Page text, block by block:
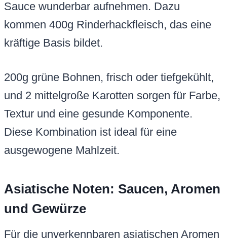
Sauce wunderbar aufnehmen. Dazu
kommen 400g Rinderhackfleisch, das eine
kräftige Basis bildet.
200g grüne Bohnen, frisch oder tiefgekühlt,
und 2 mittelgroße Karotten sorgen für Farbe,
Textur und eine gesunde Komponente.
Diese Kombination ist ideal für eine
ausgewogene Mahlzeit.
Asiatische Noten: Saucen, Aromen
und Gewürze
Für die unverkennbaren asiatischen Aromen